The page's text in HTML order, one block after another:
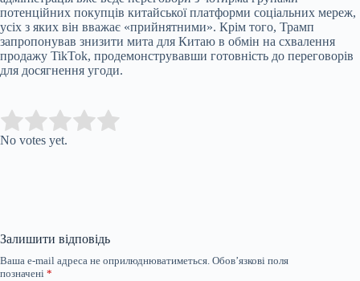
потенційних покупців китайської платформи соціальних мереж,
усіх з яких він вважає «прийнятними». Крім того, Трамп
запропонував знизити мита для Китаю в обмін на схвалення
продажу TikTok, продемонструвавши готовність до переговорів
для досягнення угоди.
Rate this item:
No votes yet.
Залишити відповідь
Ваша e-mail адреса не оприлюднюватиметься. Обов’язкові поля
позначені *